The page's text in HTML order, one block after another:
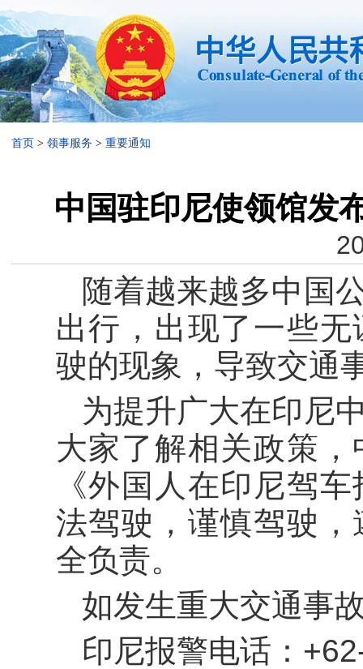
首页 > 领事服务 > 重要通知
中国驻印尼使领馆发
随着越来越多中国
出行，出现了一些
驶的现象，导致交通
为提升广大在印尼
大家了解相关政策
《外国人在印尼驾
法驾驶，谨慎驾驶
全负责。
如发生重大交通事
印尼报警电话：